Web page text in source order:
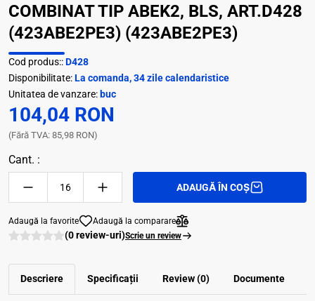
COMBINAT TIP ABEK2, BLS, ART.D428
(423ABE2PE3) (423ABE2PE3)
Cod produs::D428
Disponibilitate:La comanda, 34 zile calendaristice
Unitatea de vanzare: buc
104,04 RON
(Fără TVA: 85,98 RON)
Cant. :
ADAUGĂ ÎN COȘ
Adaugă la favorite Adaugă la comparare
(0 review-uri)Scrie un review
Descriere Specificații Review (0) Documente